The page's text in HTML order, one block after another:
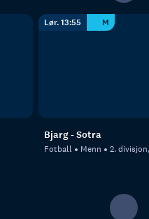
Lør. 13:55 M
Bjarg - Sotra
Fotball Menn 2.